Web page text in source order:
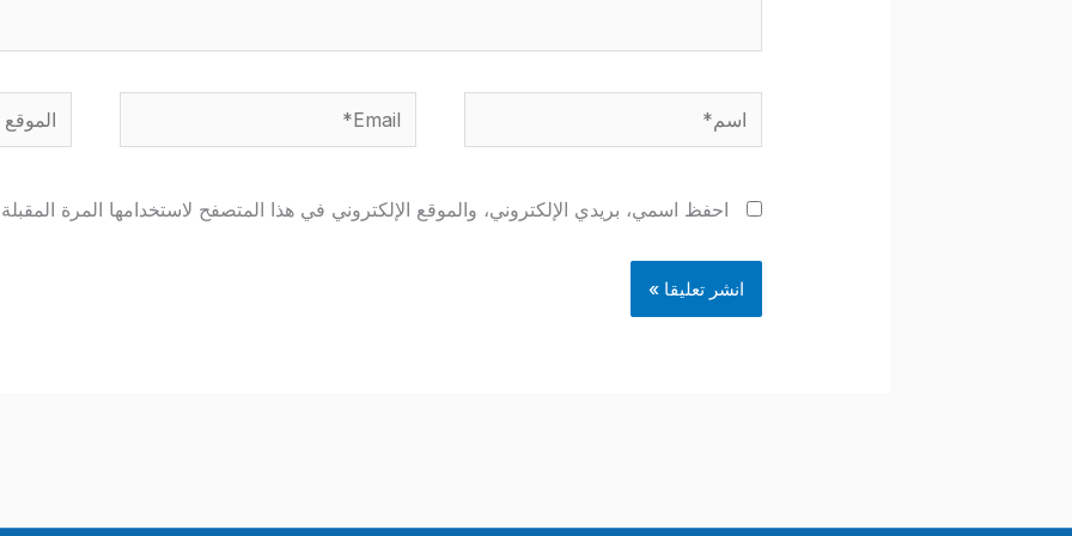
اسم* Email* الموقع
احفظ اسمي، بريدي الإلكتروني، والموقع الإلكتروني في هذا المتصفح لاستخدامها المرة